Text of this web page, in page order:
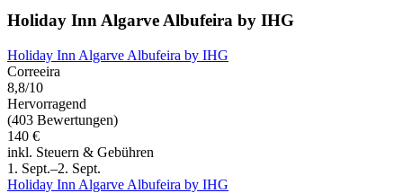
Holiday Inn Algarve Albufeira by IHG
Holiday Inn Algarve Albufeira by IHG
Correeira
8,8/10
Hervorragend
(403 Bewertungen)
140 €
inkl. Steuern & Gebühren
1. Sept.–2. Sept.
Holiday Inn Algarve Albufeira by IHG